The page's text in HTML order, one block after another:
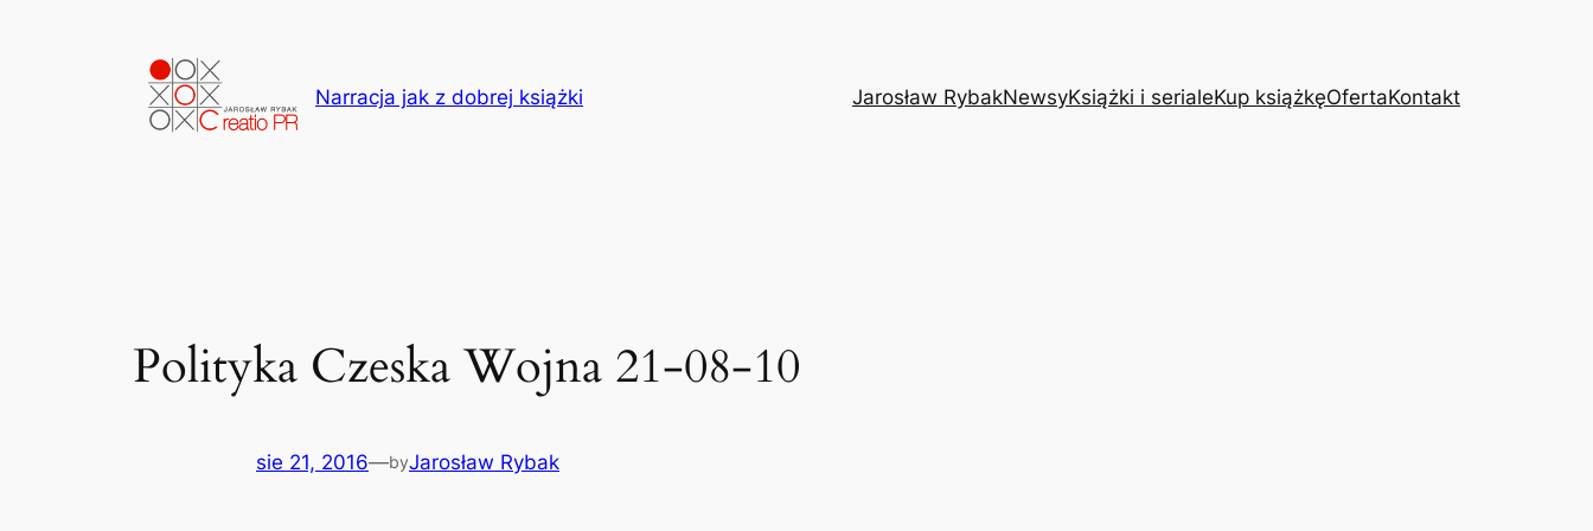
Narracja jak z dobrej książki Jarosław RybakNewsyKsiążki i serialeKup książkęOfertaKontakt
Polityka Czeska Wojna 21-08-10
sie 21, 2016—byJarosław Rybak